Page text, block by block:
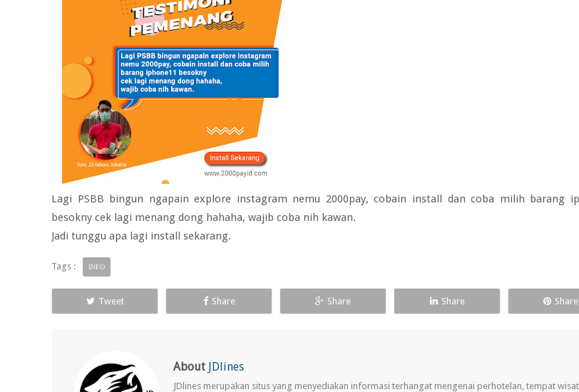
Lagi PSBB bingun ngapain explore instagram nemu 2000pay, cobain install dan coba milih barang
besokny cek lagi menang dong hahaha, wajib coba nih kawan.
Jadi tunggu apa lagi install sekarang.
Tags : INFO
Tweet Share Share Share Share
About JDlines
JDlines merupakan situs yang menyediakan informasi terhangat mengenai perhotelan, tempat